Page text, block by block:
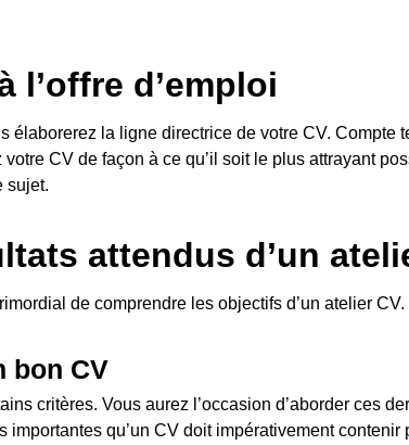
l’offre d’emploi
élaborerez la ligne directrice de votre CV. Compte
CV de façon à ce qu’il soit le plus attrayant
sujet.
attendus d’un
de comprendre les objectifs d’un atelier CV.
bon CV
critères. Vous aurez l’occasion d’aborder ces
importantes qu’un CV doit impérativement contenir